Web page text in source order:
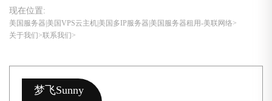
现在位置:
美国服务器|美国VPS云主机|美国多IP服务器|美国服务器租用-美联网络
关于我们 联系我们
梦飞Sunny